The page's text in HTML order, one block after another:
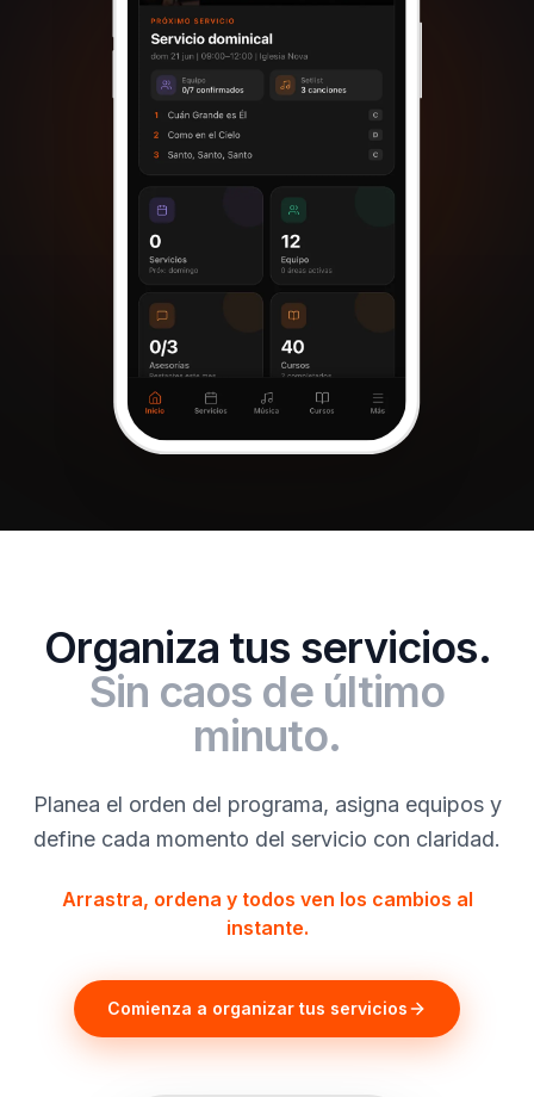
Organiza tus servicios.
Sin caos de último
minuto.
Planea el orden del programa, asigna equipos y
define cada momento del servicio con claridad.
Arrastra, ordena y todos ven los cambios al
instante.
Comienza a organizar tus servicios